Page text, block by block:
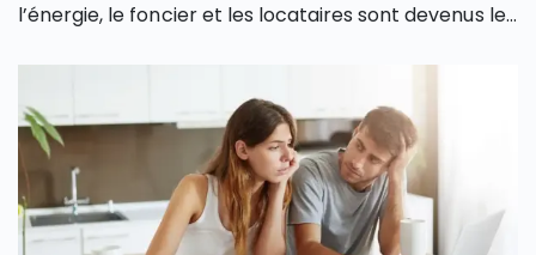
l’énergie, le foncier et les locataires sont devenus les